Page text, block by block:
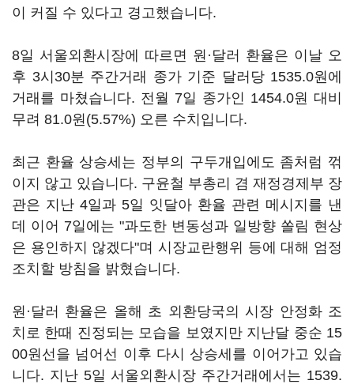
이 커질 수 있다고 경고했습니다.
8일 서울외환시장에 따르면 원·달러 환율은 이날 오
후 3시30분 주간거래 종가 기준 달러당 1535.0원에
거래를 마쳤습니다. 전월 7일 종가인 1454.0원 대비
무려 81.0원(5.57%) 오른 수치입니다.
최근 환율 상승세는 정부의 구두개입에도 좀처럼 꺾
이지 않고 있습니다. 구윤철 부총리 겸 재정경제부 장
관은 지난 4일과 5일 잇달아 환율 관련 메시지를 낸
데 이어 7일에는 "과도한 변동성과 일방향 쏠림 현상
은 용인하지 않겠다"며 시장교란행위 등에 대해 엄정
조치할 방침을 밝혔습니다.
원·달러 환율은 올해 초 외환당국의 시장 안정화 조
치로 한때 진정되는 모습을 보였지만 지난달 중순 15
00원선을 넘어선 이후 다시 상승세를 이어가고 있습
니다. 지난 5일 서울외환시장 주간거래에서는 1539.